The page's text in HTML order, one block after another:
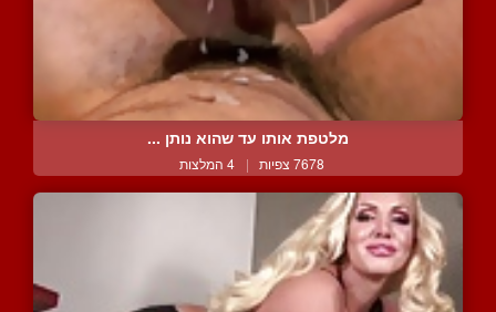
מלטפת אותו עד שהוא נותן ...
7678 צפיות | 4 המלצות